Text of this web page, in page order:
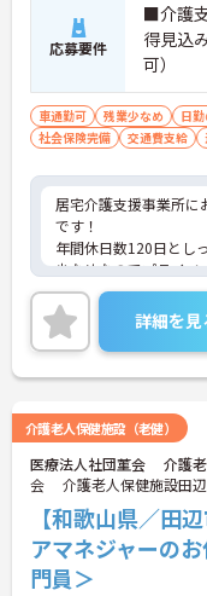
応募要件
■介護
得見込
可）
車通勤可 残業少なめ 日
社会保険完備
交通費支給
居宅介護支援事業所に
です！
年間休日数120日とし
少なめなのでプライベ
働けます！
ご興味ある方には、面
細をお話致しますので
詳細を見
介護老人保健施設（老健）
医療法人社団菫会 介護
会 介護老人保健施設田
【和歌山県／田
アマネジャーの
門員＞